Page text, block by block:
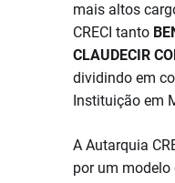
mais altos
CRECI tanto
CLAUDECIR
dividindo em
Instituição em
A Autarquia
por um modelo